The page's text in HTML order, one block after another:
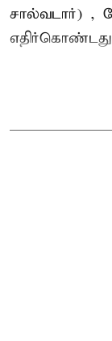
சால்வடார்) ,